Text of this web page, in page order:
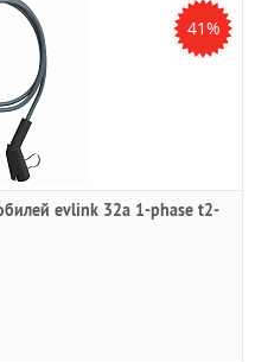
41%
evlink 32a 1-phase t2-